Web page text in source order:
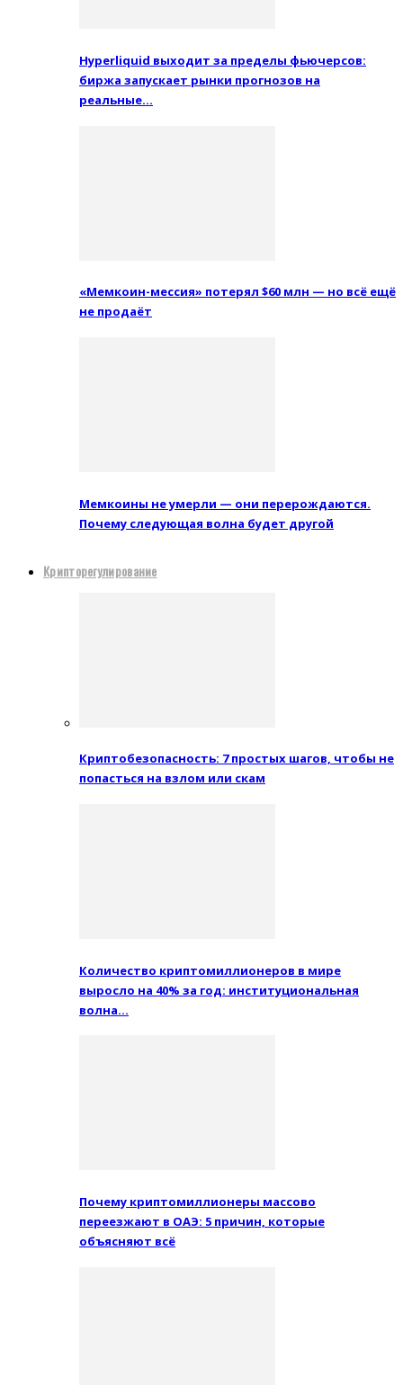
Hyperliquid выходит за пределы фьючерсов:
биржа запускает рынки прогнозов на
реальные…
«Мемкоин-мессия» потерял $60 млн — но всё ещё
не продаёт
Мемкоины не умерли — они перерождаются.
Почему следующая волна будет другой
Крипторегулирование
Криптобезопасность: 7 простых шагов, чтобы не
попасться на взлом или скам
Количество криптомиллионеров в мире
выросло на 40% за год: институциональная
волна…
Почему криптомиллионеры массово
переезжают в ОАЭ: 5 причин, которые
объясняют всё